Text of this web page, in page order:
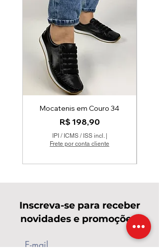
Mocatenis em Couro 34
Preço
R$ 198,90
IPI / ICMS / ISS incl.|
Frete por conta cliente
Inscreva-se para receber
novidades e promoções!